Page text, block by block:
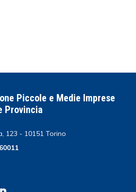
Piccole e Medie Imprese
Provincia
123 - 10151 Torino